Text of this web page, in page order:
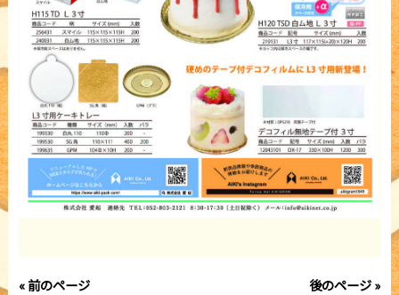
« 前のページ 後のページ »